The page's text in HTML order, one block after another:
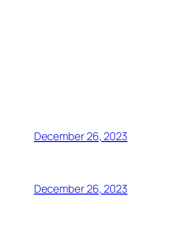
December 26, 2023
December 26, 2023